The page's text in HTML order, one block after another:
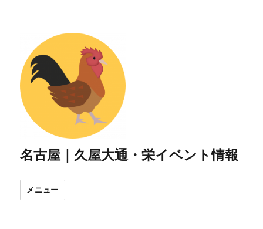
名古屋｜久屋大通・栄イベント情報
メニュー